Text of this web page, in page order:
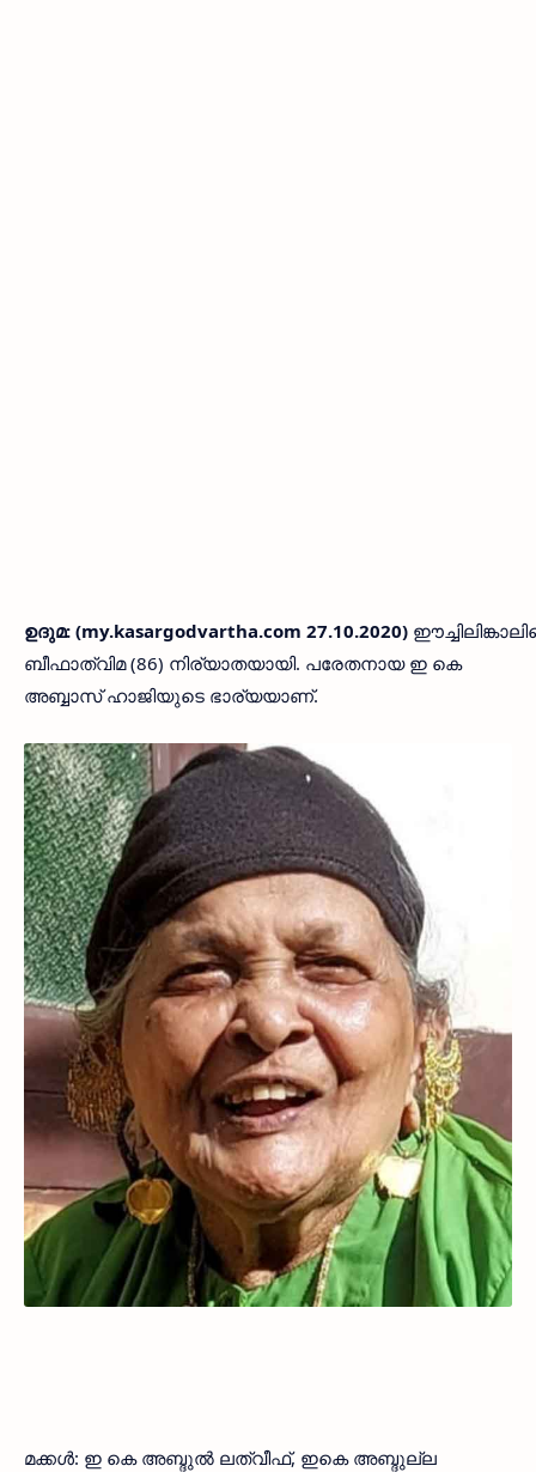
ഉദുമ: (my.kasargodvartha.com 27.10.2020)
ബീഫാത്വിമ (86) നിര്യാതയായി. പരേതനായ ഇ കെ
അബ്ബാസ് ഹാജിയുടെ ഭാര്യയാണ്.
മക്കള്‍: ഇ കെ അബ്ദുല്‍ ലത്വീഫ്, ഇകെ അബ്ദുല്ല